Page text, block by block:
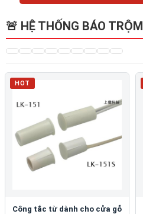
🚨 HỆ THỐNG BÁO TRỘM
HOT
Công tắc từ dành cho cửa gỗ